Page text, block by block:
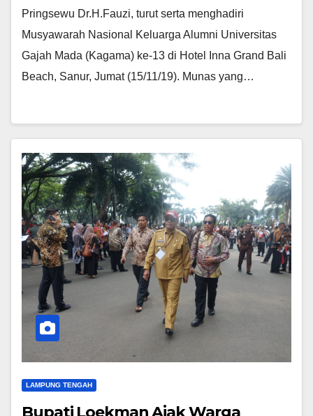
Pringsewu Dr.H.Fauzi, turut serta menghadiri
Musyawarah Nasional Keluarga Alumni Universitas
Gajah Mada (Kagama) ke-13 di Hotel Inna Grand Bali
Beach, Sanur, Jumat (15/11/19). Munas yang…
LAMPUNG TENGAH
Bupati Loekman Ajak Warga